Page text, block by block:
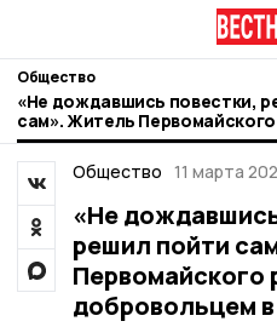
Общество
«Не дождавшись повестки,
сам». Житель
уходит добровольцем в
Общество 11 марта
«Не
решил пойти
Первомайского
добровольцем